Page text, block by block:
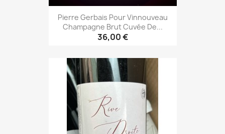
Pierre Gerbais Pour Vinnouveau
Champagne Brut Cuvée De...
36,00 €